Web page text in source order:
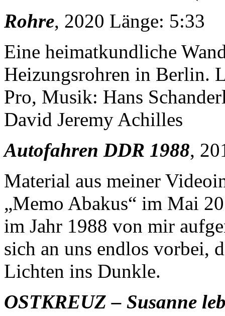
Rohre, 2020 Länge: 5:33
Eine heimatkundliche
Heizungsrohren in Berlin.
Pro, Musik: Hans
David Jeremy Achilles
Autofahren DDR 1988,
Material aus meiner
„Memo Abakus“ im Mai
im Jahr 1988 von mir
sich an uns endlos vorbei,
Lichten ins Dunkle.
OSTKREUZ – Susanne